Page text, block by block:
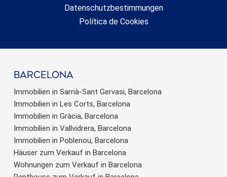
Datenschutzbestimmungen
Política de Cookies
barcelona
Immobilien in Sarrià-Sant Gervasi, Barcelona
Immobilien in Les Corts, Barcelona
Immobilien in Gràcia, Barcelona
Immobilien in Vallvidrera, Barcelona
Immobilien in Poblenou, Barcelona
Häuser zum Verkauf in Barcelona
Wohnungen zum Verkauf in Barcelona